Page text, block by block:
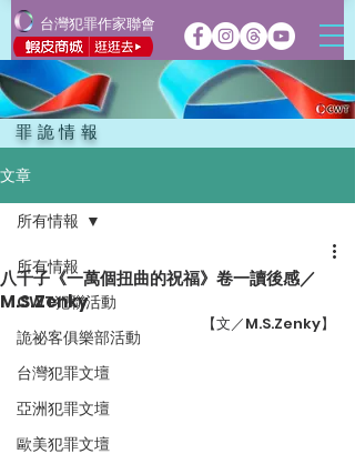
台灣犯罪作家聯會
罪詭情報
文章
所有情報
CWT犯聯活動
詭祕客俱樂部活動
台灣犯罪文壇
亞洲犯罪文壇
歐美犯罪文壇
所有情報
八千子《一萬個扭曲的祝福》卷一讀後感／
M.S.Zenky
【文／M.S.Zenky】